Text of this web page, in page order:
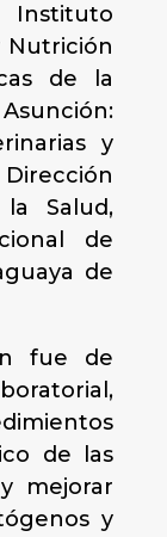
Nutrición
de la
y
Salud,
de
de
fue de
de las
mejorar
y